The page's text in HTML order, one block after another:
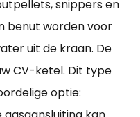
snippers en
benut worden voor
uit de kraan. De
CV-ketel. Dit type
optie: